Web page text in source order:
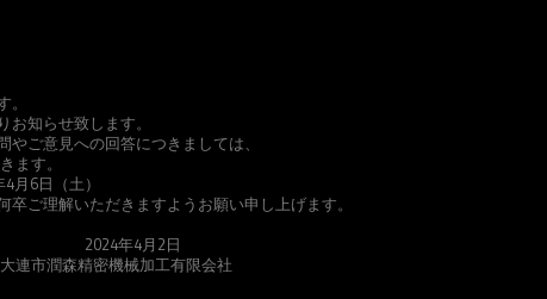
知らせ致します。
ご意見への回答につきましては、
ます。
月6日（土）
ご理解いただきますようお願い申し上げます。
2日
工有限会社